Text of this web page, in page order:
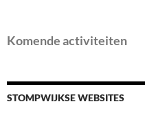
Komende activiteiten
STOMPWIJKSE WEBSITES